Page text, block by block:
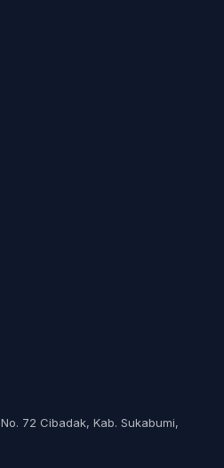
72 Cibadak, Kab. Sukabumi,